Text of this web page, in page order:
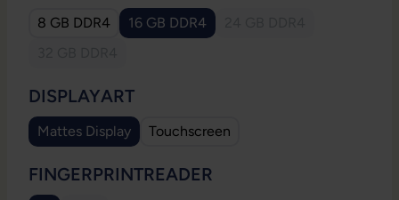
8 GB DDR4 16 GB DDR4
DISPLAYARTAUSWÄHLEN
Mattes Display Touchscreen
FINGERPRINTREADER